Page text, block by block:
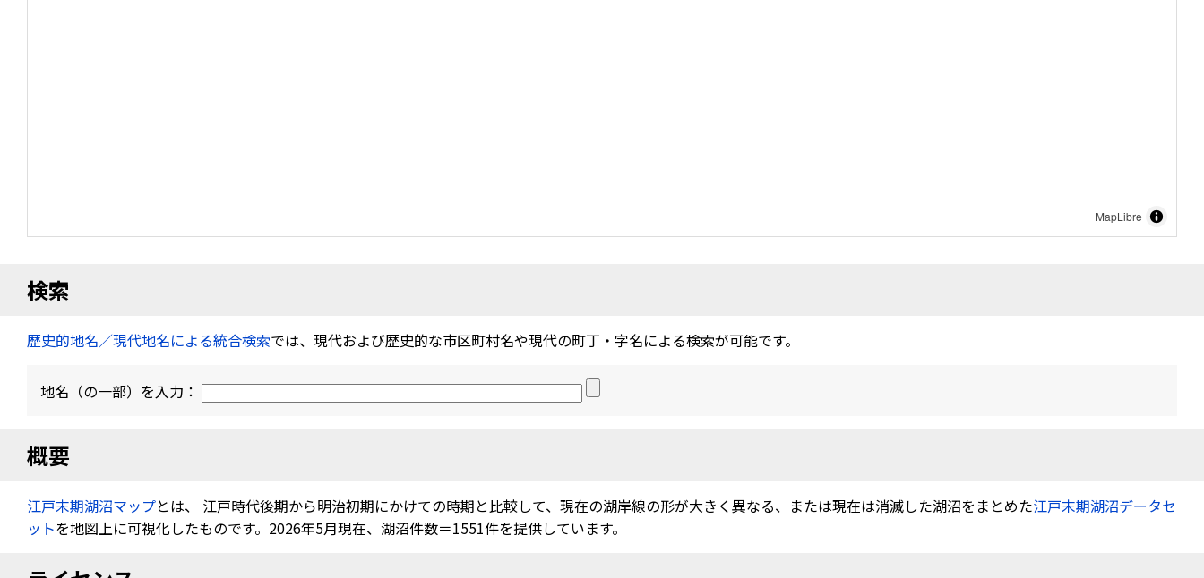
MapLibre
検索
歴史的地名／現代地名による統合検索では、現代および歴史的な市区町村名や現代の町丁・字名による検索が可能です。
地名（の一部）を入力：
概要
江戸末期湖沼マップとは、 江戸時代後期から明治初期にかけての時期と比較して、現在の湖岸線の形が大きく異なる、または現在は消滅した湖沼をまとめた江戸末期湖沼データセ
ットを地図上に可視化したものです。2026年5月現在、湖沼件数＝1551件を提供しています。